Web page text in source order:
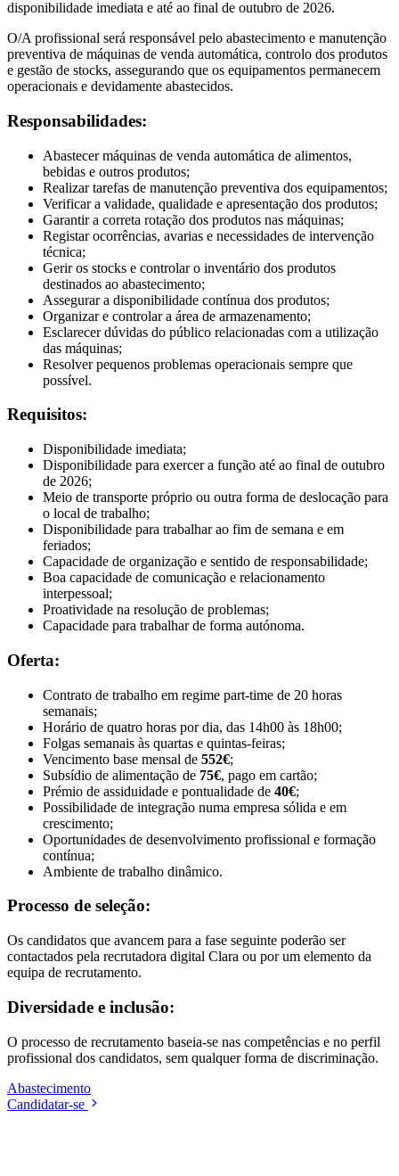
disponibilidade imediata e até ao final de outubro de 2026.
O/A profissional será responsável pelo abastecimento e manutenção
preventiva de máquinas de venda automática, controlo dos produtos
e gestão de stocks, assegurando que os equipamentos permanecem
operacionais e devidamente abastecidos.
Responsabilidades:
Abastecer máquinas de venda automática de alimentos,
bebidas e outros produtos;
Realizar tarefas de manutenção preventiva dos equipamentos;
Verificar a validade, qualidade e apresentação dos produtos;
Garantir a correta rotação dos produtos nas máquinas;
Registar ocorrências, avarias e necessidades de intervenção
técnica;
Gerir os stocks e controlar o inventário dos produtos
destinados ao abastecimento;
Assegurar a disponibilidade contínua dos produtos;
Organizar e controlar a área de armazenamento;
Esclarecer dúvidas do público relacionadas com a utilização
das máquinas;
Resolver pequenos problemas operacionais sempre que
possível.
Requisitos:
Disponibilidade imediata;
Disponibilidade para exercer a função até ao final de outubro
de 2026;
Meio de transporte próprio ou outra forma de deslocação para
o local de trabalho;
Disponibilidade para trabalhar ao fim de semana e em
feriados;
Capacidade de organização e sentido de responsabilidade;
Boa capacidade de comunicação e relacionamento
interpessoal;
Proatividade na resolução de problemas;
Capacidade para trabalhar de forma autónoma.
Oferta:
Contrato de trabalho em regime part-time de 20 horas
semanais;
Horário de quatro horas por dia, das 14h00 às 18h00;
Folgas semanais às quartas e quintas-feiras;
Vencimento base mensal de 552€;
Subsídio de alimentação de 75€, pago em cartão;
Prémio de assiduidade e pontualidade de 40€;
Possibilidade de integração numa empresa sólida e em
crescimento;
Oportunidades de desenvolvimento profissional e formação
contínua;
Ambiente de trabalho dinâmico.
Processo de seleção:
Os candidatos que avancem para a fase seguinte poderão ser
contactados pela recrutadora digital Clara ou por um elemento da
equipa de recrutamento.
Diversidade e inclusão:
O processo de recrutamento baseia-se nas competências e no perfil
profissional dos candidatos, sem qualquer forma de discriminação.
Abastecimento
Candidatar-se